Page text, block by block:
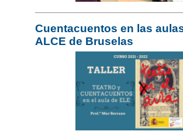
Cuentacuentos en las
ALCE de Bruselas